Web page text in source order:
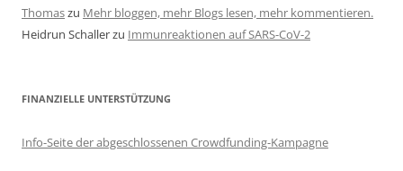
Thomaszu Mehr bloggen, mehr Blogs lesen, mehr kommentieren.
Heidrun Schallerzu Immunreaktionen auf SARS-CoV-2
FINANZIELLE UNTERSTÜTZUNG
Info-Seite der abgeschlossenen Crowdfunding-Kampagne